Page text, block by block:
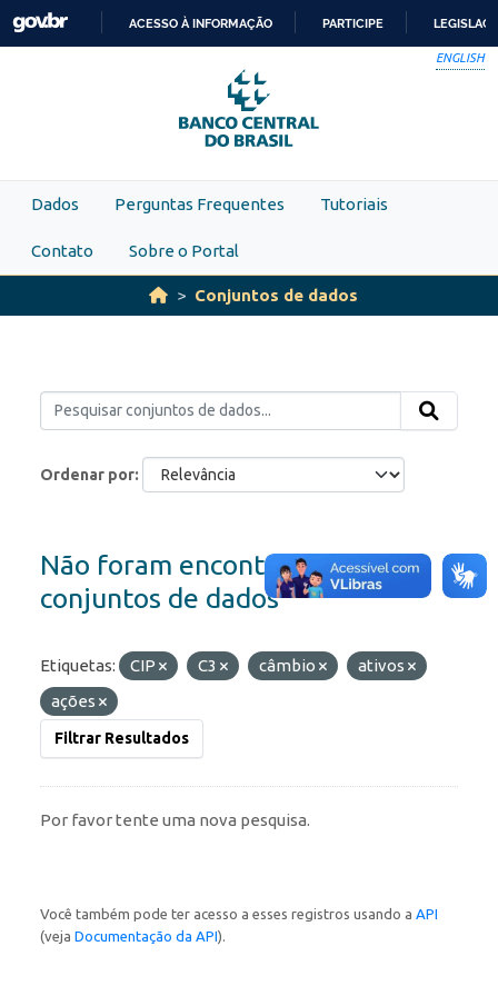
Skip to main content
PARA
O
CONTEÚDO
ACESSO À INFORMAÇÃO PARTICIPE
ENGLISH
Dados Perguntas Frequentes Tutoriais
Contato Sobre o Portal
Conjuntos de dados
Ordenar por
Não foram encontrados
conjuntos de dados
Etiquetas: CIP C3 câmbio
ativos
ações
Filtrar Resultados
Por favor tente uma nova pesquisa.
Você também pode ter acesso a esses registros usando a API
(veja Documentação da API).